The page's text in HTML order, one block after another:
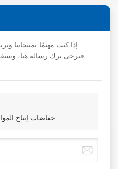
إذا كنت مهتمًا بمنتجاتنا
فيرجى ترك رسالة هنا،
حفاضات إنتاج